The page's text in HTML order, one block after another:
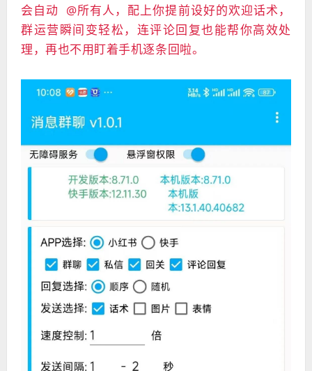
会自动 @所有人，配上你提前设好的欢迎话术，
群运营瞬间变轻松，连评论回复也能帮你高效处
理，再也不用盯着手机逐条回啦。